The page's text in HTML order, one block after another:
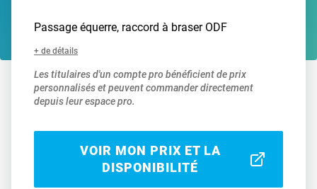
Passage équerre, raccord à braser ODF
+ de détails
Les titulaires d'un compte pro bénéficient de prix
personnalisés et peuvent commander directement
depuis leur espace pro.
VOIR MON PRIX ET LA
DISPONIBILITÉ